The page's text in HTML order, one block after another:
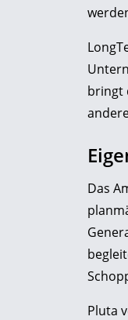
bringt
Das
Pluta